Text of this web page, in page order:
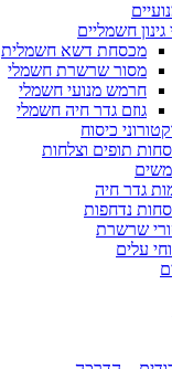
גינון חשמליים
מכסחת דשא חשמלית
מסור שרשרת חשמלי
חרמש מנועי חשמלי
גוזם גדר חיה חשמלי
כיסוח
תופים וצלחות
גדר חיה
נדחפות
שרשרת
עלים